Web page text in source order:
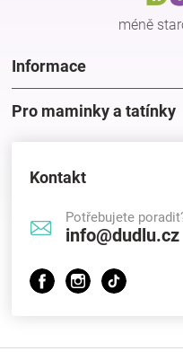
méně
Informace
Pro maminky a tatínky
Kontakt
Potřebujete
info@dudlu.cz